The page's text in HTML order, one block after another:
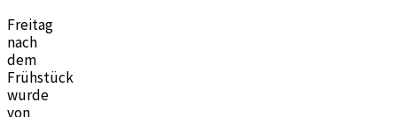
Freitag
nach
dem
Frühstück
wurde
von